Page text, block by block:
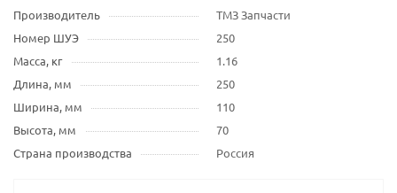
Производитель
ТМЗ Запчасти
Номер ШУЭ
250
Масса, кг
1.16
Длина, мм
250
Ширина, мм
110
Высота, мм
70
Страна производства
Россия